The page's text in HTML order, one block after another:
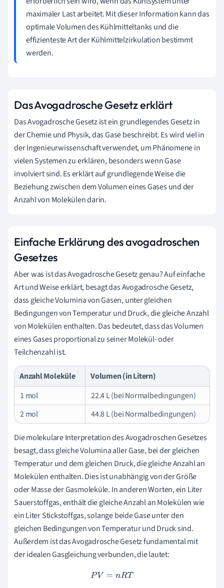
maximaler Last arbeitet. Mit dieser Information kann das
optimale Volumen des Kühlmitteltanks und die
effizienteste Art der Kühlmittelzirkulation bestimmt
werden.
Das Avogadrosche Gesetz erklärt
Das Avogadrosche Gesetz ist ein grundlegendes Gesetz in
der Chemie und Physik, das Gase beschreibt. Es wird viel in
der Ingenieurwissenschaft verwendet, um Phänomene in
vielen Systemen zu erklären, besonders wenn Gase
involviert sind. Es erklärt auf grundlegende Weise die
Beziehung zwischen dem Volumen eines Gases und der
Anzahl von Molekülen darin.
Einfache Erklärung des avogadroschen
Gesetzes
Aber was ist das Avogadrosche Gesetz genau? Auf einfache
Art und Weise erklärt, besagt das Avogadrosche Gesetz,
dass gleiche Volumina von Gasen, unter gleichen
Bedingungen von Temperatur und Druck, die gleiche Anzahl
von Molekülen enthalten. Das bedeutet, dass das Volumen
eines Gases proportional zu seiner Molekül- oder
Teilchenzahl ist.
Anzahl Moleküle
Volumen (in Litern)
1 mol
22.4 L (bei Normalbedingungen)
2 mol
44.8 L (bei Normalbedingungen)
Die molekulare Interpretation des Avogadroschen Gesetzes
besagt, dass gleiche Volumina aller Gase, bei der gleichen
Temperatur und dem gleichen Druck, die gleiche Anzahl an
Molekülen enthalten. Dies ist unabhängig von der Größe
oder Masse der Gasmoleküle. In anderen Worten, ein Liter
Sauerstoffgas, enthält die gleiche Anzahl an Molekülen wie
ein Liter Stickstoffgas, solange beide Gase unter den
gleichen Bedingungen von Temperatur und Druck sind.
Außerdem ist das Avogadrosche Gesetz fundamental mit
der idealen Gasgleichung verbunden, die lautet:
PV=nRT